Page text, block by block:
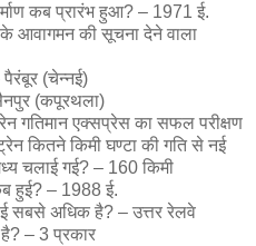
कब प्रारंभ हुआ? – 1971 ई.
आवागमन की सूचना देने वाला
(चेन्नई)
(कपूरथला)
गतिमान एक्सप्रेस का सफल परीक्षण
कितने किमी घण्टा की गति से नई
चलाई गई? – 160 किमी
हुई? – 1988 ई.
सबसे अधिक है? – उत्तर रेलवे
– 3 प्रकार